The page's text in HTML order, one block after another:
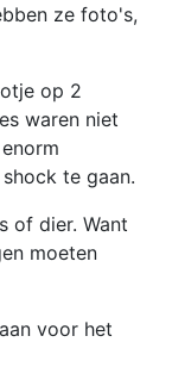
ze foto's,
op 2
waren niet
te gaan.
of dier. Want
moeten
voor het